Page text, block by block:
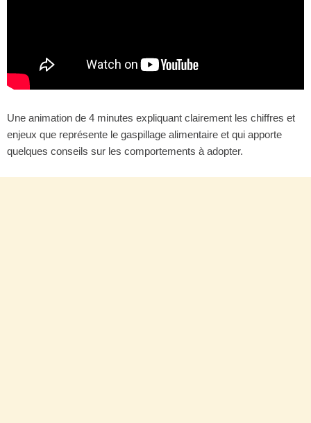
Une animation de 4 minutes expliquant clairement les chiffres et
enjeux que représente le gaspillage alimentaire et qui apporte
quelques conseils sur les comportements à adopter.